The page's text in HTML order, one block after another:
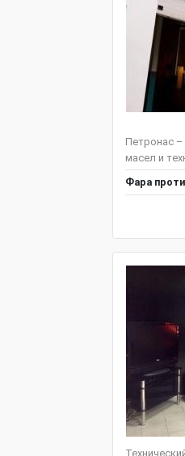
Петронас
масел и
Фара